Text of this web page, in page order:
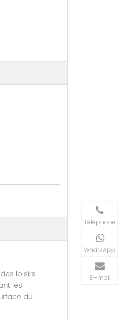
loisirs
les
du
Téléphone
WhatsApp
E—mail